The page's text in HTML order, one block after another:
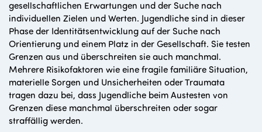
gesellschaftlichen Erwartungen und der Suche nach
individuellen Zielen und Werten. Jugendliche sind in dieser
Phase der Identitätsentwicklung auf der Suche nach
Orientierung und einem Platz in der Gesellschaft. Sie testen
Grenzen aus und überschreiten sie auch manchmal.
Mehrere Risikofaktoren wie eine fragile familiäre Situation,
materielle Sorgen und Unsicherheiten oder Traumata
tragen dazu bei, dass Jugendliche beim Austesten von
Grenzen diese manchmal überschreiten oder sogar
straffällig werden.